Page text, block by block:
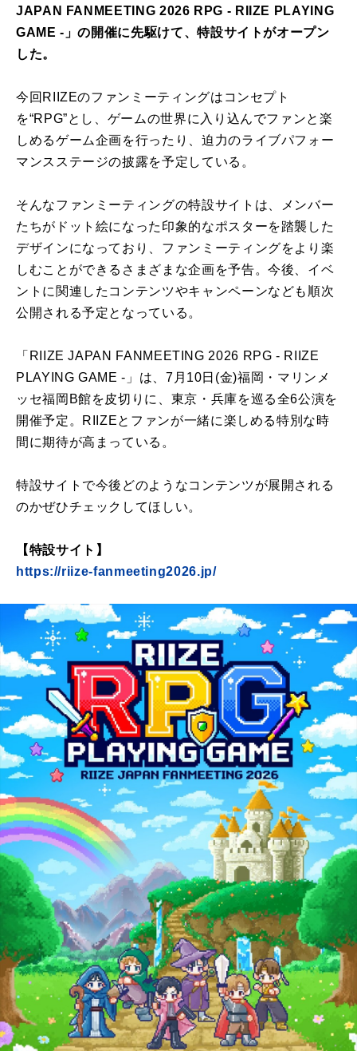
JAPAN FANMEETING 2026 RPG - RIIZE PLAYING
GAME -」の開催に先駆けて、特設サイトがオープン
した。
今回RIIZEのファンミーティングはコンセプト
を“RPG”とし、ゲームの世界に入り込んでファンと楽
しめるゲーム企画を行ったり、迫力のライブパフォー
マンスステージの披露を予定している。
そんなファンミーティングの特設サイトは、メンバー
たちがドット絵になった印象的なポスターを踏襲した
デザインになっており、ファンミーティングをより楽
しむことができるさまざまな企画を予告。今後、イベ
ントに関連したコンテンツやキャンペーンなども順次
公開される予定となっている。
「RIIZE JAPAN FANMEETING 2026 RPG - RIIZE
PLAYING GAME -」は、7月10日(金)福岡・マリンメ
ッセ福岡B館を皮切りに、東京・兵庫を巡る全6公演を
開催予定。RIIZEとファンが一緒に楽しめる特別な時
間に期待が高まっている。
特設サイトで今後どのようなコンテンツが展開される
のかぜひチェックしてほしい。
【特設サイト】
https://riize-fanmeeting2026.jp/